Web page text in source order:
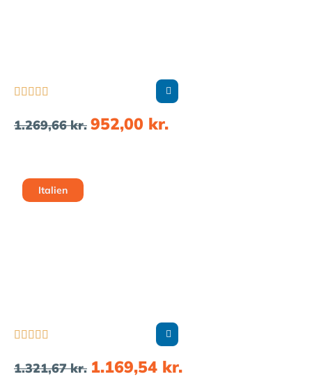
    
1.269,66kr. 952,00 kr.
Italien
    
1.321,67kr. 1.169,54 kr.